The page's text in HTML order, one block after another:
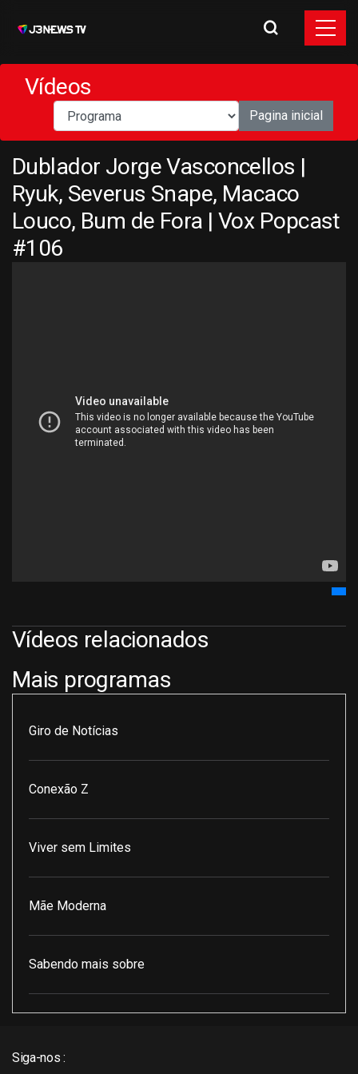
Vídeos
Pagina inicial
Dublador Jorge Vasconcellos |
Ryuk, Severus Snape, Macaco
Louco, Bum de Fora | Vox Popcast
#106
Vídeos relacionados
Mais programas
Giro de Notícias
Conexão Z
Viver sem Limites
Mãe Moderna
Sabendo mais sobre
Siga-nos :